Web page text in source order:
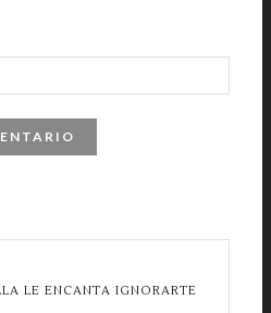
LE ENCANTA IGNORARTE